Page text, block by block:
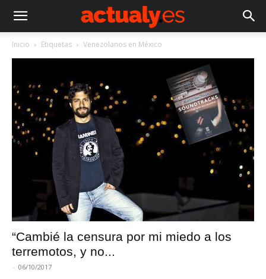
Inicio Etiquetas Venezolanos en México
“Cambié la censura por mi miedo a los
terremotos, y no...
- 06/10/2017